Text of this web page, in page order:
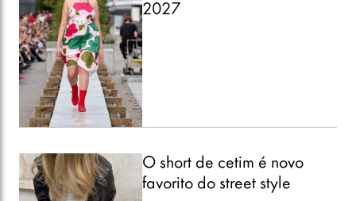
2027
O short de cetim é novo
favorito do street style